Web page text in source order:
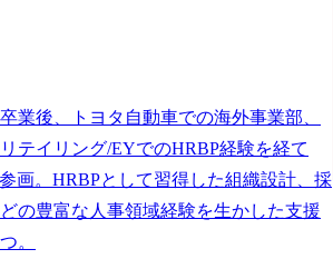
業後、トヨタ自動車での海外事業部、
テイリング/EYでのHRBP経験を経て
画。HRBPとして習得した組織設計、採
の豊富な人事領域経験を生かした支援
。